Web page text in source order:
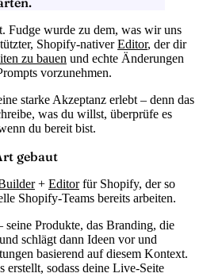
Fudge wurde zu dem, was wir uns
Shopify-nativerEditor, der dir
zu bauen und echte Änderungen
vorzunehmen.
starke Akzeptanz erlebt – denn das
was du willst, überprüfe es
du bereit bist.
gebaut
+ Editorfür Shopify, der so
Shopify-Teams bereits arbeiten.
seine Produkte, das Branding, die
schlägt dann Ideen vor und
basierend auf diesem Kontext.
erstellt, sodass deine Live-Seite